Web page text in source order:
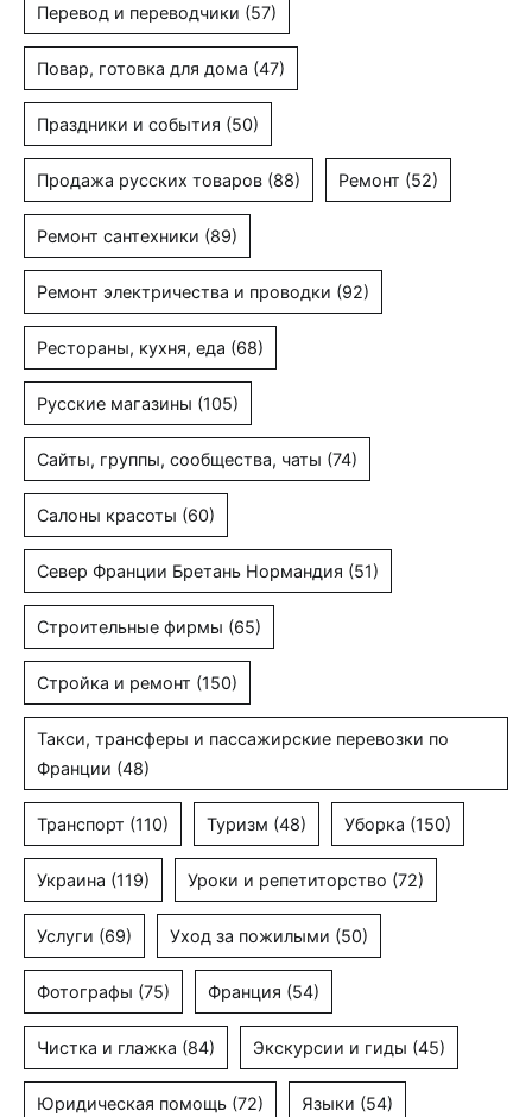
Перевод и переводчики (57)
Повар, готовка для дома (47)
Праздники и события (50)
Продажа русских товаров (88) Ремонт (52)
Ремонт сантехники (89)
Ремонт электричества и проводки (92)
Рестораны, кухня, еда (68)
Русские магазины (105)
Сайты, группы, сообщества, чаты (74)
Салоны красоты (60)
Север Франции Бретань Нормандия (51)
Строительные фирмы (65)
Стройка и ремонт (150)
Такси, трансферы и пассажирские перевозки по
Франции (48)
Транспорт (110) Туризм (48) Уборка (150)
Украина (119) Уроки и репетиторство (72)
Услуги (69) Уход за пожилыми (50)
Фотографы (75) Франция (54)
Чистка и глажка (84) Экскурсии и гиды (45)
Юридическая помощь (72) Языки (54)